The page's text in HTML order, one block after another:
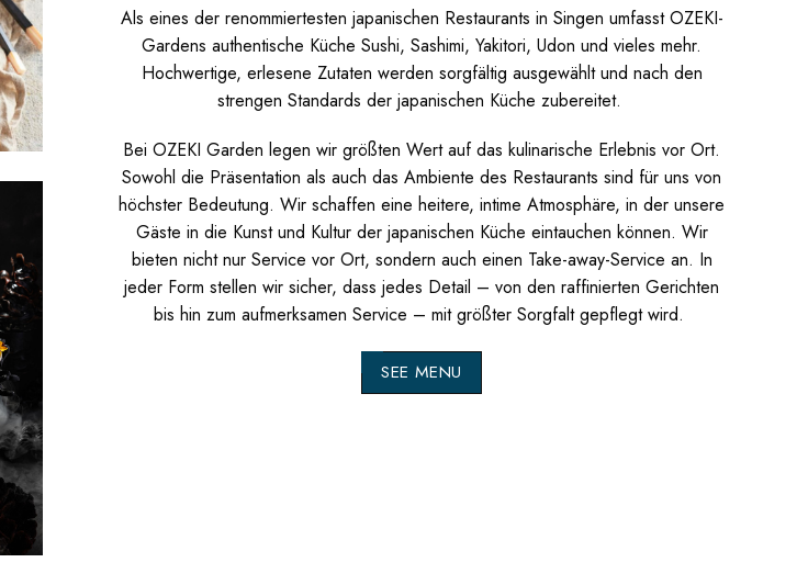
Als eines der renommiertesten japanischen Restaurants in Singen umfasst OZEKI-
Gardens authentische Küche Sushi, Sashimi, Yakitori, Udon und vieles mehr.
Hochwertige, erlesene Zutaten werden sorgfältig ausgewählt und nach den
strengen Standards der japanischen Küche zubereitet.
Bei OZEKI Garden legen wir größten Wert auf das kulinarische Erlebnis vor Ort.
Sowohl die Präsentation als auch das Ambiente des Restaurants sind für uns von
höchster Bedeutung. Wir schaffen eine heitere, intime Atmosphäre, in der unsere
Gäste in die Kunst und Kultur der japanischen Küche eintauchen können. Wir
bieten nicht nur Service vor Ort, sondern auch einen Take-away-Service an. In
jeder Form stellen wir sicher, dass jedes Detail – von den raffinierten Gerichten
bis hin zum aufmerksamen Service – mit größter Sorgfalt gepflegt wird.
SEE MENU